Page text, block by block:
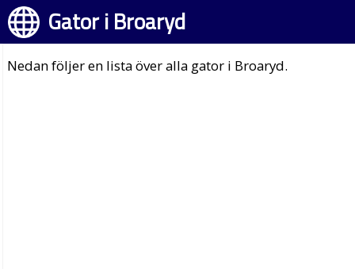
Gator i Broaryd
Nedan följer en lista över alla gator i Broaryd.